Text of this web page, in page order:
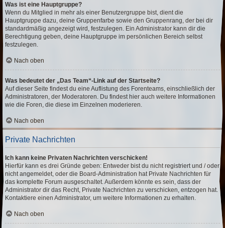
Was ist eine Hauptgruppe?
Wenn du Mitglied in mehr als einer Benutzergruppe bist, dient die
Hauptgruppe dazu, deine Gruppenfarbe sowie den Gruppenrang, der bei dir
standardmäßig angezeigt wird, festzulegen. Ein Administrator kann dir die
Berechtigung geben, deine Hauptgruppe im persönlichen Bereich selbst
festzulegen.
Nach oben
Was bedeutet der „Das Team“-Link auf der Startseite?
Auf dieser Seite findest du eine Auflistung des Forenteams, einschließlich der
Administratoren, der Moderatoren. Du findest hier auch weitere Informationen
wie die Foren, die diese im Einzelnen moderieren.
Nach oben
Private Nachrichten
Ich kann keine Privaten Nachrichten verschicken!
Hierfür kann es drei Gründe geben: Entweder bist du nicht registriert und / oder
nicht angemeldet, oder die Board-Administration hat Private Nachrichten für
das komplette Forum ausgeschaltet. Außerdem könnte es sein, dass der
Administrator dir das Recht, Private Nachrichten zu verschicken, entzogen hat.
Kontaktiere einen Administrator, um weitere Informationen zu erhalten.
Nach oben